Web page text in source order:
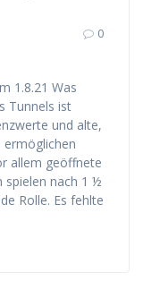
0
1.8.21 Was
Tunnels ist
und alte,
ermöglichen
allem geöffnete
spielen nach 1 ½
Rolle. Es fehlte